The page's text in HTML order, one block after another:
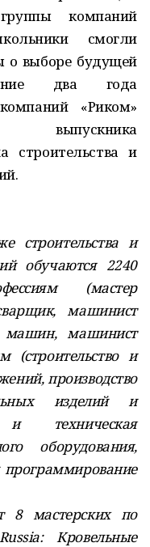
компаний
смогли
о выборе будущей
два года
«Риком»
выпускника
строительства и
строительства и
обучаются 2240
(мастер
машинист
машин, машинист
(строительство и
производство
изделий и
техническая
оборудования,
8 мастерских по
Кровельные